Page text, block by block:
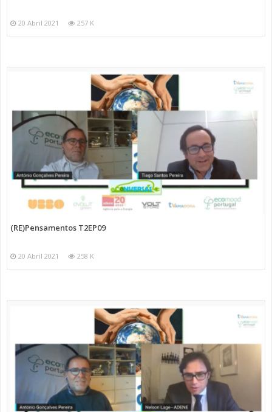
20 Abril 2021 257 K
(RE)Pensamentos T2EP09
20 Abril 2021 258 K